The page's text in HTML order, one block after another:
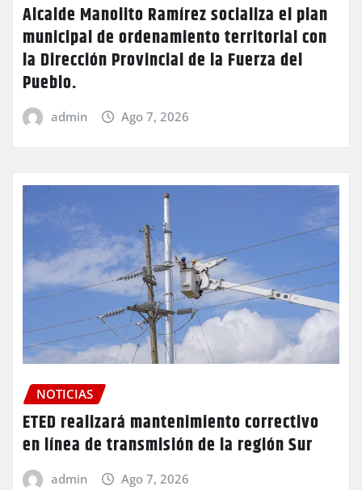
Alcalde Manolito Ramírez socializa el plan
municipal de ordenamiento territorial con
la Dirección Provincial de la Fuerza del
Pueblo.
admin Ago 7, 2026
NOTICIAS
ETED realizará mantenimiento correctivo
en línea de transmisión de la región Sur
admin Ago 7, 2026